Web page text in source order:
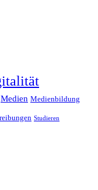
Medien Medienbildung
Studieren